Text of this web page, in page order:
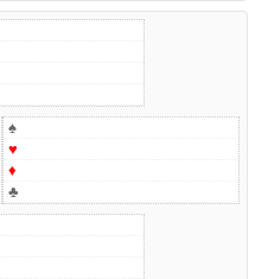
♠
♥
♦
♣